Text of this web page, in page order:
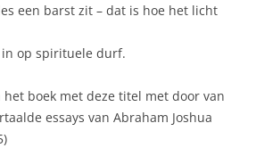
een barst zit – dat is hoe het licht
in op spirituele durf.
boek met deze titel met door van
essays van Abraham Joshua